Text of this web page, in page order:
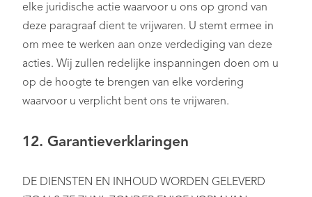
elke juridische actie waarvoor u ons op grond van
deze paragraaf dient te vrijwaren. U stemt ermee in
om mee te werken aan onze verdediging van deze
acties. Wij zullen redelijke inspanningen doen om u
op de hoogte te brengen van elke vordering
waarvoor u verplicht bent ons te vrijwaren.
12. Garantieverklaringen
DE DIENSTEN EN INHOUD WORDEN GELEVERD